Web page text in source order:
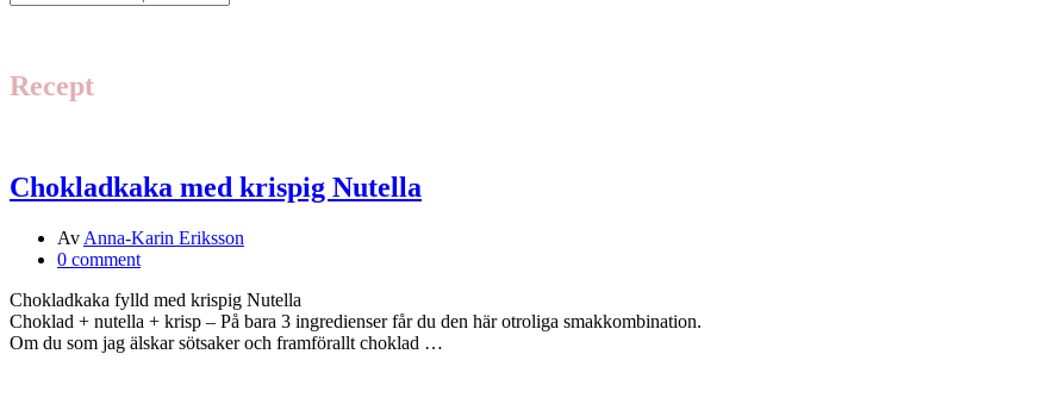
Recept
Chokladkaka med krispig Nutella
Av Anna-Karin Eriksson
0 comment
Chokladkaka fylld med krispig Nutella
Choklad + nutella + krisp – På bara 3 ingredienser får du den här otroliga smakkombination.
Om du som jag älskar sötsaker och framförallt choklad …